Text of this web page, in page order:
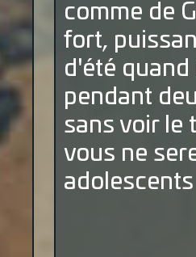
comme de
fort,
d'été quand
pendant
sans voir le
vous ne
adolescents